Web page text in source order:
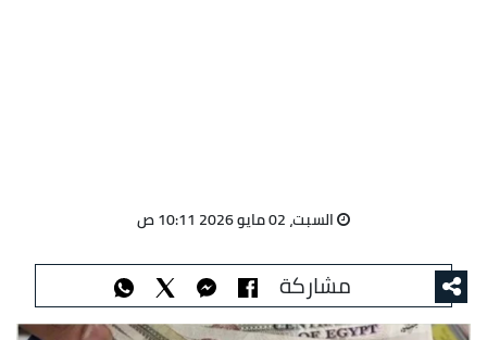
السبت، 02 مايو 2026 10:11 ص
مشاركة